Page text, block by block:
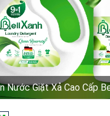
Nước Giặt Xả Cao Cấp